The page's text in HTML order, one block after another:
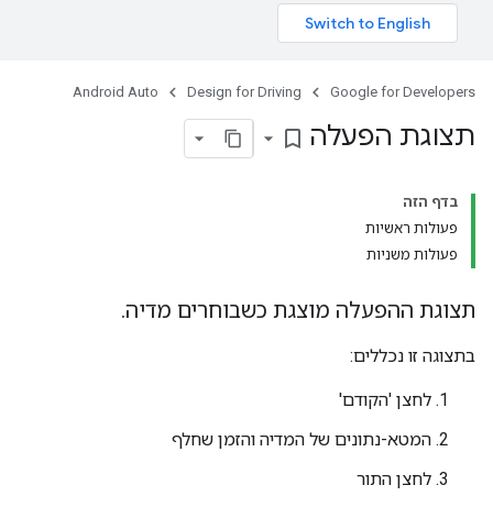
Google for Developers
Design for Driving
Android Auto
תצוגת הפעלה bookmark_border
בדף הזה
פעולות ראשיות
פעולות משניות
תצוגת ההפעלה מוצגת כשבוחרים מדיה.
בתצוגה זו נכללים:
לחצן 'הקודם'
המטא-נתונים של המדיה והזמן שחלף
לחצן התור